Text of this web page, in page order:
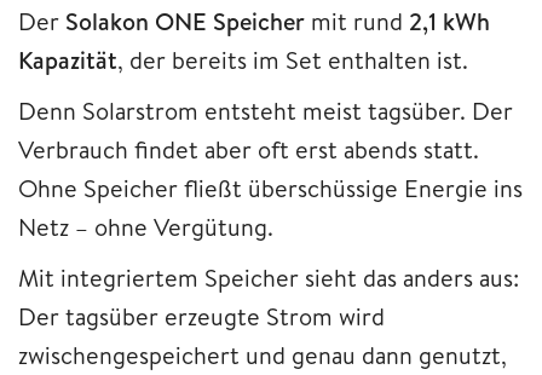
Der Solakon ONE Speicher mit rund 2,1 kWh
Kapazität, der bereits im Set enthalten ist.
Denn Solarstrom entsteht meist tagsüber. Der
Verbrauch findet aber oft erst abends statt.
Ohne Speicher fließt überschüssige Energie ins
Netz – ohne Vergütung.
Mit integriertem Speicher sieht das anders aus:
Der tagsüber erzeugte Strom wird
zwischengespeichert und genau dann genutzt,